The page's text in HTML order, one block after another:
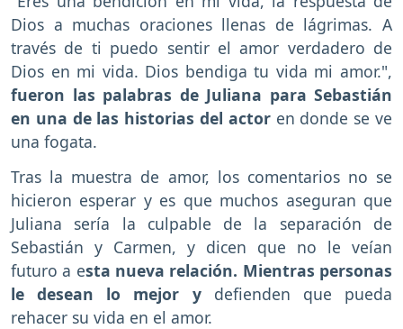
Dios a muchas oraciones llenas de lágrimas. A
través de ti puedo sentir el amor verdadero de
Dios en mi vida. Dios bendiga tu vida mi amor.",
fueron las palabras de Juliana para Sebastián
en una de las historias del actoren donde se ve
una fogata.
Tras la muestra de amor, los comentarios no se
hicieron esperar y es que muchos aseguran que
Juliana sería la culpable de la separación de
Sebastián y Carmen, y dicen que no le veían
futuro a esta nueva relación. Mientras personas
le desean lo mejor ydefienden que pueda
rehacer su vida en el amor.